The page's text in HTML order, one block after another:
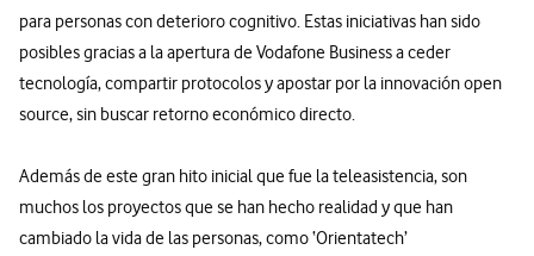
para personas con deterioro cognitivo. Estas iniciativas han sido
posibles gracias a la apertura de Vodafone Business a ceder
tecnología, compartir protocolos y apostar por la innovación open
source, sin buscar retorno económico directo.
Además de este gran hito inicial que fue la teleasistencia, son
muchos los proyectos que se han hecho realidad y que han
cambiado la vida de las personas, como ‘Orientatech’